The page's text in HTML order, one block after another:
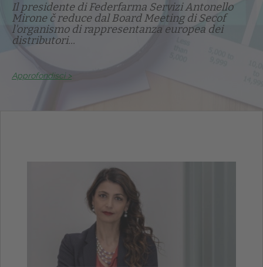
Il presidente di Federfarma Servizi Antonello
Mirone č reduce dal Board Meeting di Secof
l'organismo di rappresentanza europea dei
distributori...
Approfondisci >